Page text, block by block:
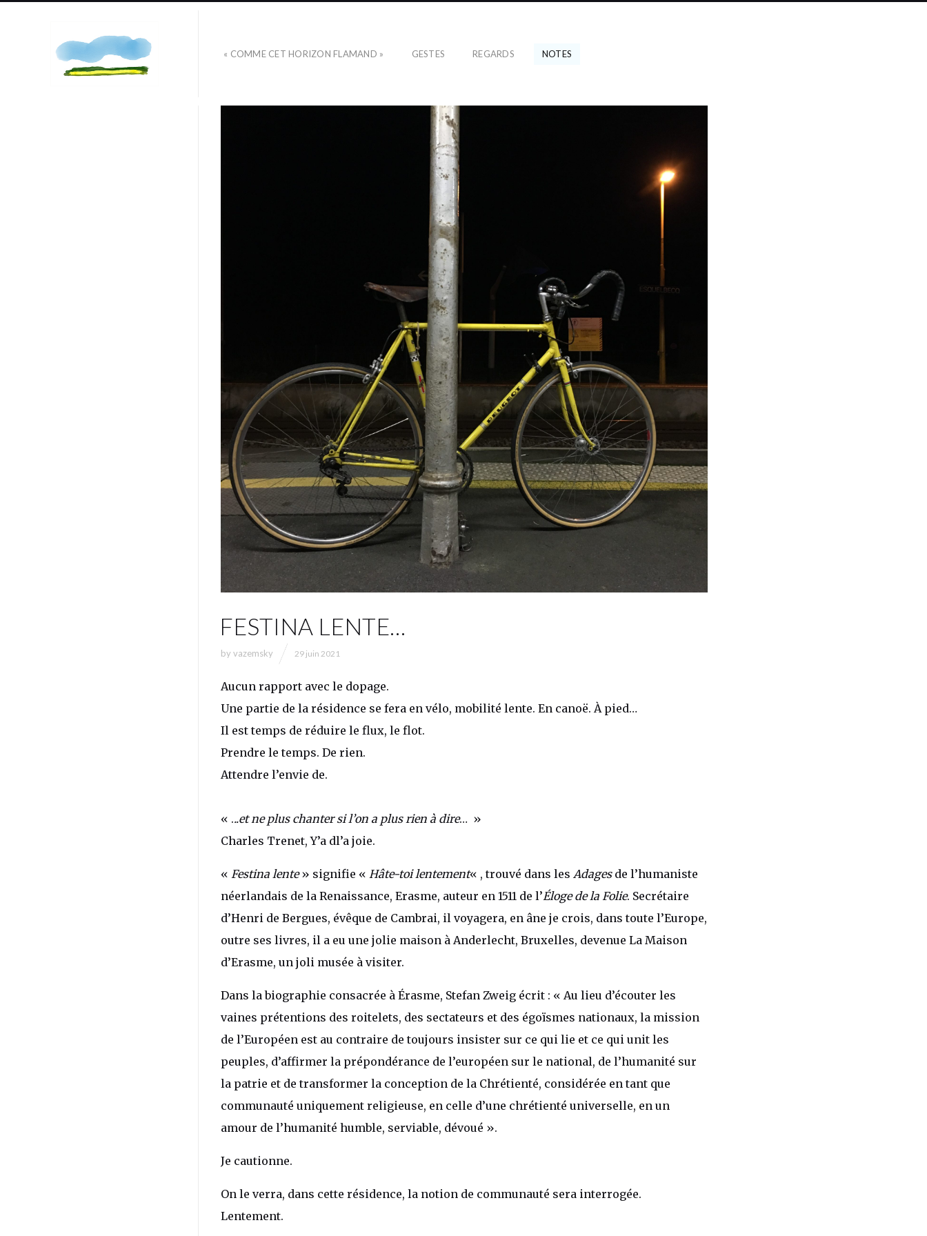
« COMME CET HORIZON FLAMAND » GESTES REGARDS NOTES
FESTINA LENTE…
by vazemsky 29 juin 2021
Aucun rapport avec le dopage.
Une partie de la résidence se fera en vélo, mobilité lente. En canoë. À pied…
Il est temps de réduire le flux, le flot.
Prendre le temps. De rien.
Attendre l’envie de.
« ...et ne plus chanter si l’on a plus rien à dire… »
Charles Trenet, Y’a dl’a joie.
« Festina lente» signifie « Hâte-toi lentement« , trouvé dans les Adagesde l’humaniste
néerlandais de la Renaissance, Erasme, auteur en 1511 de l’Éloge de la Folie. Secrétaire
d’Henri de Bergues, évêque de Cambrai, il voyagera, en âne je crois, dans toute l’Europe,
outre ses livres, il a eu une jolie maison à Anderlecht, Bruxelles, devenue La Maison
d’Erasme, un joli musée à visiter.
Dans la biographie consacrée à Érasme, Stefan Zweig écrit : « Au lieu d’écouter les
vaines prétentions des roitelets, des sectateurs et des égoïsmes nationaux, la mission
de l’Européen est au contraire de toujours insister sur ce qui lie et ce qui unit les
peuples, d’affirmer la prépondérance de l’européen sur le national, de l’humanité sur
la patrie et de transformer la conception de la Chrétienté, considérée en tant que
communauté uniquement religieuse, en celle d’une chrétienté universelle, en un
amour de l’humanité humble, serviable, dévoué ».
Je cautionne.
On le verra, dans cette résidence, la notion de communauté sera interrogée.
Lentement.